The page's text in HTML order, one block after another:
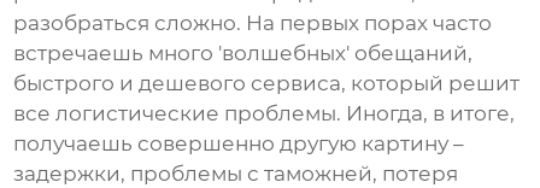
разобраться сложно. На первых порах часто
встречаешь много 'волшебных' обещаний,
быстрого и дешевого сервиса, который решит
все логистические проблемы. Иногда, в итоге,
получаешь совершенно другую картину –
задержки, проблемы с таможней, потеря